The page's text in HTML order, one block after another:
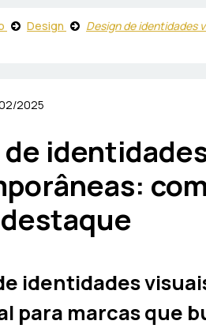
Design
Design de identidades
2025
de
identidades
para marcas que